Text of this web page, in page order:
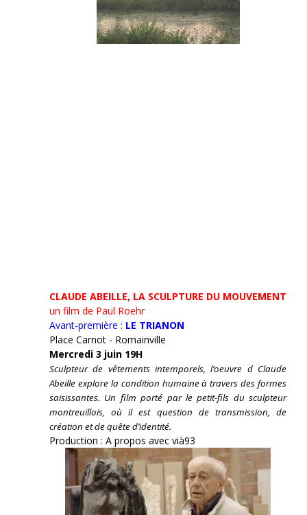
CLAUDE ABEILLE, LA SCULPTURE DU MOUVEMENT
un film de Paul Roehr
Avant-première : LE TRIANON
Place Carnot - Romainville
Mercredi 3 juin 19H
Sculpteur de vêtements intemporels, l’oeuvre d Claude
Abeille explore la condition humaine à travers des formes
saisissantes. Un film porté par le petit-fils du sculpteur
montreuillois, où il est question de transmission, de
création et de quête d’identité.
Production : A propos avec vià93